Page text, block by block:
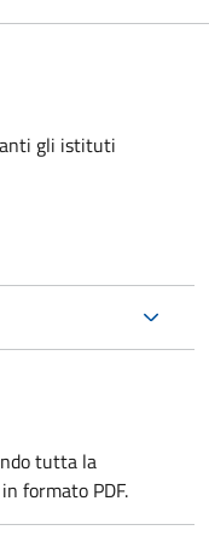
gli istituti
tutta la
formato PDF.